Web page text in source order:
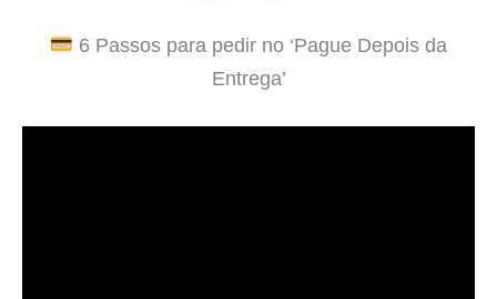
6 Passos para pedir no ‘Pague Depois da
Entrega’